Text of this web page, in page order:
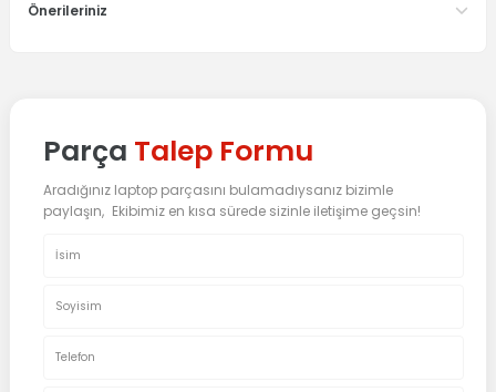
Önerileriniz
Parça Talep Formu
Aradığınız laptop parçasını bulamadıysanız bizimle
paylaşın, Ekibimiz en kısa sürede sizinle iletişime geçsin!